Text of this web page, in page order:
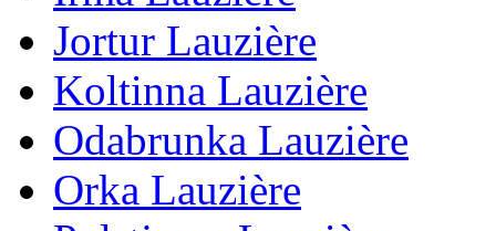
Jortur Lauzière
Koltinna Lauzière
Odabrunka Lauzière
Orka Lauzière